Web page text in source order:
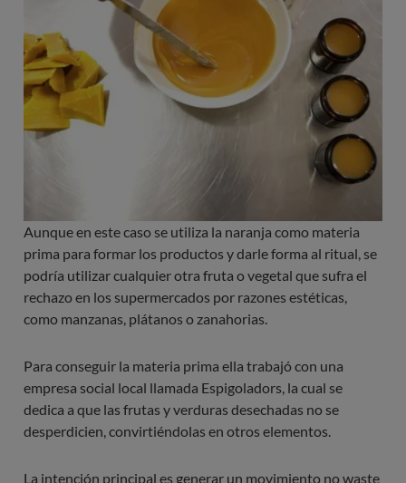
Aunque en este caso se utiliza la naranja como materia
prima para formar los productos y darle forma al ritual, se
podría utilizar cualquier otra fruta o vegetal que sufra el
rechazo en los supermercados por razones estéticas,
como manzanas, plátanos o zanahorias.
Para conseguir la materia prima ella trabajó con una
empresa social local llamada Espigoladors, la cual se
dedica a que las frutas y verduras desechadas no se
desperdicien, convirtiéndolas en otros elementos.
La intención principal es generar un movimiento no waste